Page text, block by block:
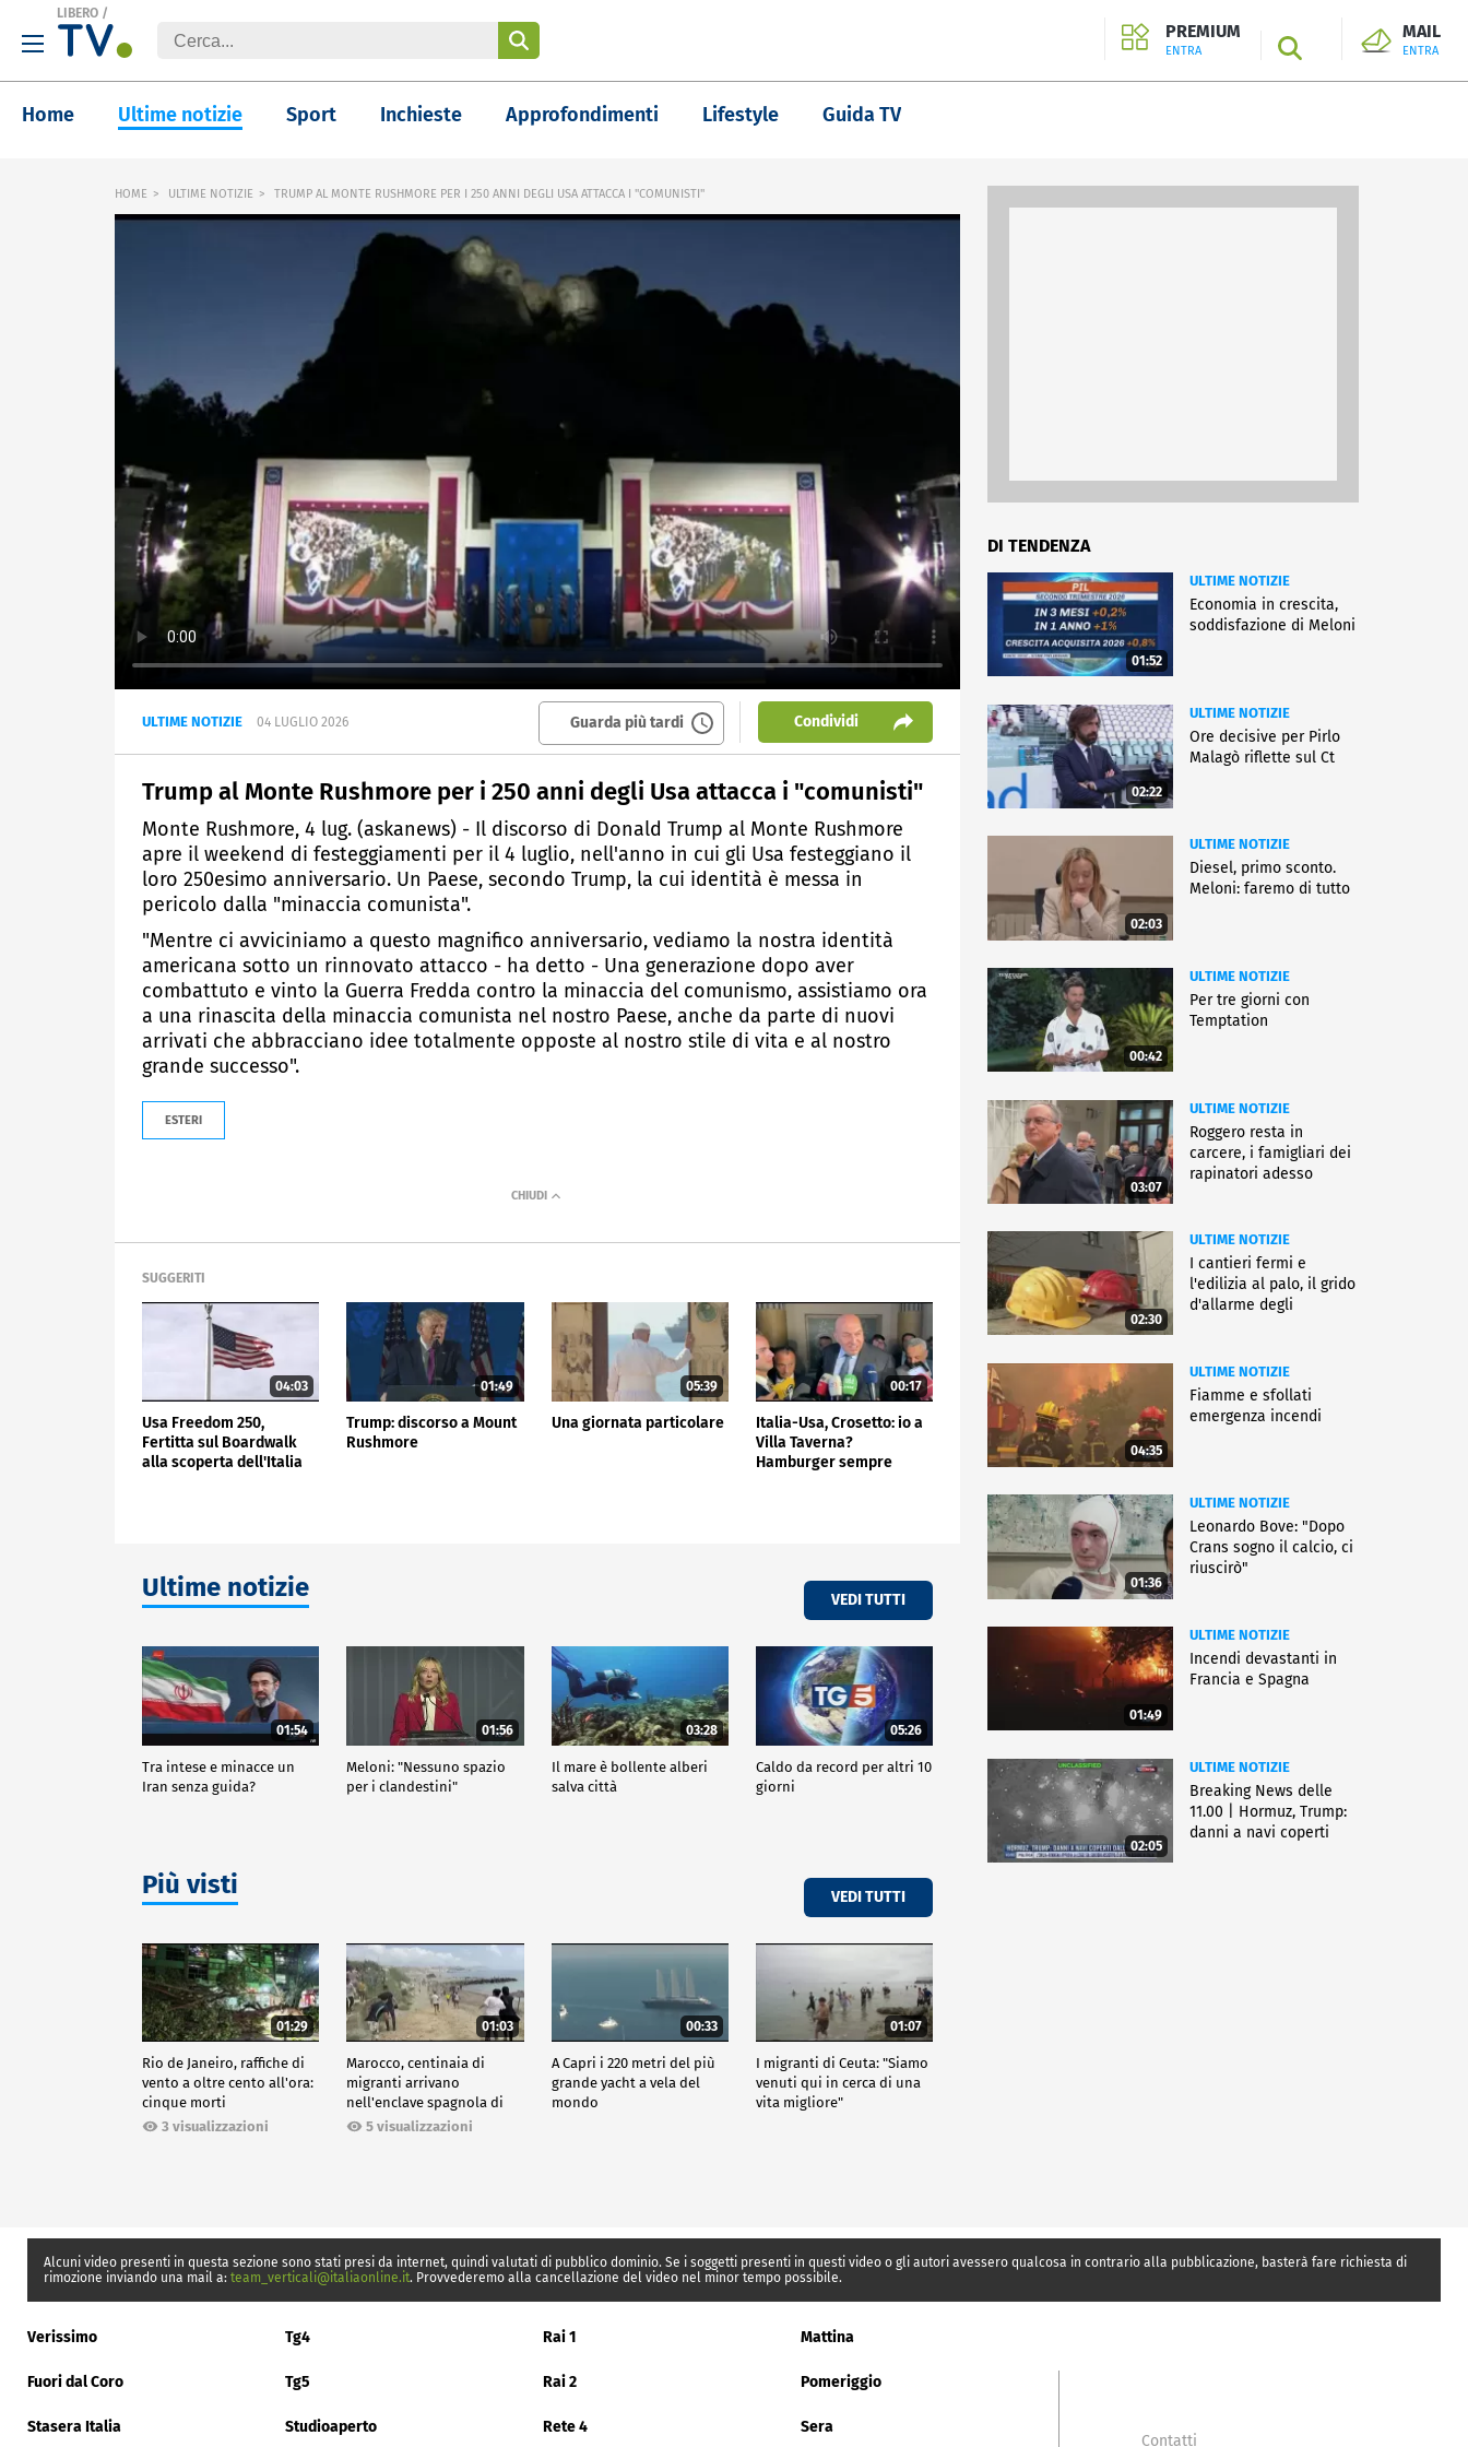
LIBERO /
PREMIUM
ENTRA SEARCH
MAIL
ENTRA
Home Ultime notizie Sport Inchieste Approfondimenti Lifestyle Guida TV
HOME ULTIME NOTIZIE TRUMP AL MONTE RUSHMORE PER I 250 ANNI DEGLI USA ATTACCA I "COMUNISTI"
ULTIME NOTIZIE 04 LUGLIO 2026 Guarda più tardi Condividi
Trump al Monte Rushmore per i 250 anni degli Usa attacca i "comunisti"
Monte Rushmore, 4 lug. (askanews) - Il discorso di Donald Trump al Monte Rushmore
apre il weekend di festeggiamenti per il 4 luglio, nell'anno in cui gli Usa festeggiano il
loro 250esimo anniversario. Un Paese, secondo Trump, la cui identità è messa in
pericolo dalla "minaccia comunista".
"Mentre ci avviciniamo a questo magnifico anniversario, vediamo la nostra identità
americana sotto un rinnovato attacco - ha detto - Una generazione dopo aver
combattuto e vinto la Guerra Fredda contro la minaccia del comunismo, assistiamo ora
a una rinascita della minaccia comunista nel nostro Paese, anche da parte di nuovi
arrivati che abbracciano idee totalmente opposte al nostro stile di vita e al nostro
grande successo".
ESTERI
SUGGERITI
04:03
Usa Freedom 250,
Fertitta sul Boardwalk
alla scoperta dell'Italia
01:49
Trump: discorso a Mount
Rushmore
05:39
Una giornata particolare
00:17
Italia-Usa, Crosetto: io a
Villa Taverna?
Hamburger sempre
Ultime notizie VEDI TUTTI
01:54
Tra intese e minacce un
Iran senza guida?
01:56
Meloni: "Nessuno spazio
per i clandestini"
03:28
Il mare è bollente alberi
salva città
05:26
Caldo da record per altri 10
giorni
Più visti VEDI TUTTI
01:29
Rio de Janeiro, raffiche di
vento a oltre cento all'ora:
cinque morti
3 visualizzazioni
01:03
Marocco, centinaia di
migranti arrivano
nell'enclave spagnola di
Ceuta5 visualizzazioni
00:33
A Capri i 220 metri del più
grande yacht a vela del
mondo
01:07
I migranti di Ceuta: "Siamo
venuti qui in cerca di una
vita migliore"
DI TENDENZA
01:52
ULTIME NOTIZIE
Economia in crescita,
soddisfazione di Meloni
02:22
ULTIME NOTIZIE
Ore decisive per Pirlo
Malagò riflette sul Ct
02:03
ULTIME NOTIZIE
Diesel, primo sconto.
Meloni: faremo di tutto
00:42
ULTIME NOTIZIE
Per tre giorni con
Temptation
03:07
ULTIME NOTIZIE
Roggero resta in
carcere, i famigliari dei
rapinatori adesso
02:30
ULTIME NOTIZIE
I cantieri fermi e
l'edilizia al palo, il grido
d'allarme degli
04:35
ULTIME NOTIZIE
Fiamme e sfollati
emergenza incendi
01:36
ULTIME NOTIZIE
Leonardo Bove: "Dopo
Crans sogno il calcio, ci
riuscirò"
01:49
ULTIME NOTIZIE
Incendi devastanti in
Francia e Spagna
02:05
ULTIME NOTIZIE
Breaking News delle
11.00 | Hormuz, Trump:
danni a navi coperti
Alcuni video presenti in questa sezione sono stati presi da internet, quindi valutati di pubblico dominio. Se i soggetti presenti in questi video o gli autori avessero qualcosa in contrario alla pubblicazione, basterà fare richiesta di
rimozione inviando una mail a: team_verticali@italiaonline.it. Provvederemo alla cancellazione del video nel minor tempo possibile.
Verissimo Tg4 Rai 1 Mattina
Fuori dal Coro Tg5 Rai 2 Pomeriggio
Stasera Italia Studioaperto Rete 4 Sera
Contatti